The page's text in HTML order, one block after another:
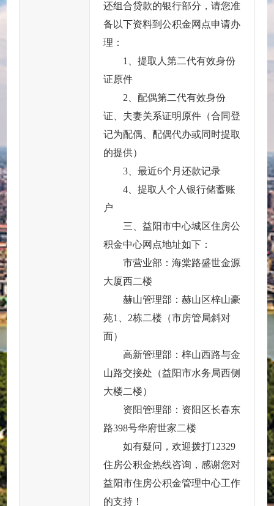
还组合贷款的银行部分，请您准
备以下资料到公积金网点申请办
理：
1、提取人第二代有效身份
证原件
2、配偶第二代有效身份
证、夫妻关系证明原件（合同登
记为配偶、配偶代办或同时提取
的提供）
3、最近6个月还款记录
4、提取人个人银行储蓄账
户
三、益阳市中心城区住房公
积金中心网点地址如下：
市营业部：海棠路盛世金源
大厦西二楼
赫山管理部：赫山区梓山豪
苑1、2栋二楼（市房管局斜对
面）
高新管理部：梓山西路与金
山路交接处（益阳市水务局西侧
大楼二楼）
资阳管理部：资阳区长春东
路398号华府世家二楼
如有疑问，欢迎拨打12329
住房公积金热线咨询，感谢您对
益阳市住房公积金管理中心工作
的支持！